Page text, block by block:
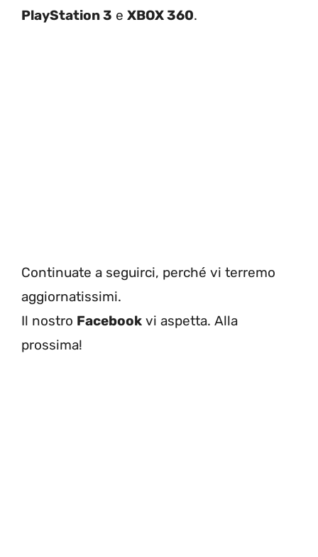
PlayStation 3 e XBOX 360.
Continuate a seguirci, perché vi terremo
aggiornatissimi.
Il nostro Facebook vi aspetta. Alla
prossima!